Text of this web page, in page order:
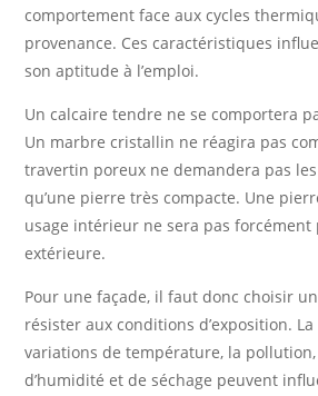
comportement face aux cycles
provenance. Ces caractéristiques
son aptitude à l’emploi.
Un calcaire tendre ne se comportera
Un marbre cristallin ne réagira pas
travertin poreux ne demandera pas
qu’une pierre très compacte. Une
usage intérieur ne sera pas
extérieure.
Pour une façade, il faut donc choisir
résister aux conditions d’exposition.
variations de température, la pollution,
d’humidité et de séchage peuvent